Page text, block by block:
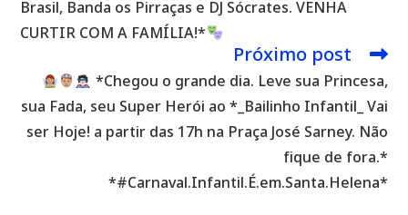
Brasil, Banda os Pirraças e DJ Sócrates. VENHA
CURTIR COM A FAMÍLIA!*
Próximo post
*Chegou o grande dia. Leve sua Princesa,
sua Fada, seu Super Herói ao *_Bailinho Infantil_ Vai
ser Hoje! a partir das 17h na Praça José Sarney. Não
fique de fora.*
*#Carnaval.Infantil.É.em.Santa.Helena*